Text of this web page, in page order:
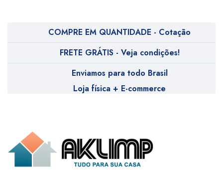
COMPRE EM QUANTIDADE - Cotação
FRETE GRÁTIS - Veja condições!
Enviamos para todo Brasil
Loja física + E-commerce